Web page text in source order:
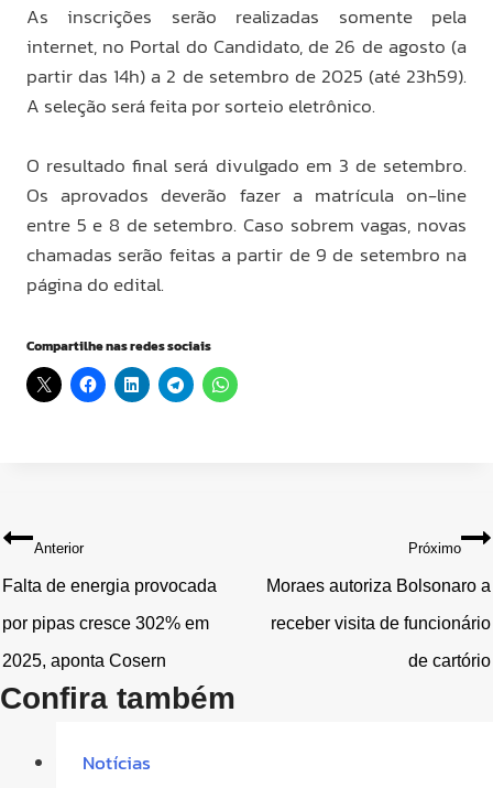
As inscrições serão realizadas somente pela
internet, no Portal do Candidato, de 26 de agosto (a
partir das 14h) a 2 de setembro de 2025 (até 23h59).
A seleção será feita por sorteio eletrônico.
O resultado final será divulgado em 3 de setembro.
Os aprovados deverão fazer a matrícula on-line
entre 5 e 8 de setembro. Caso sobrem vagas, novas
chamadas serão feitas a partir de 9 de setembro na
página do edital.
Compartilhe nas redes sociais
Navegação
de
Post
Anterior
Falta de energia provocada
por pipas cresce 302% em
2025, aponta Cosern
Próximo
Moraes autoriza Bolsonaro a
receber visita de funcionário
de cartório
Confira também
Notícias